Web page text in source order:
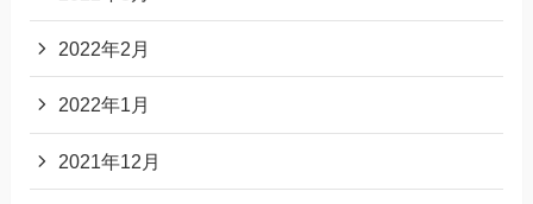
2022年2月
2022年1月
2021年12月